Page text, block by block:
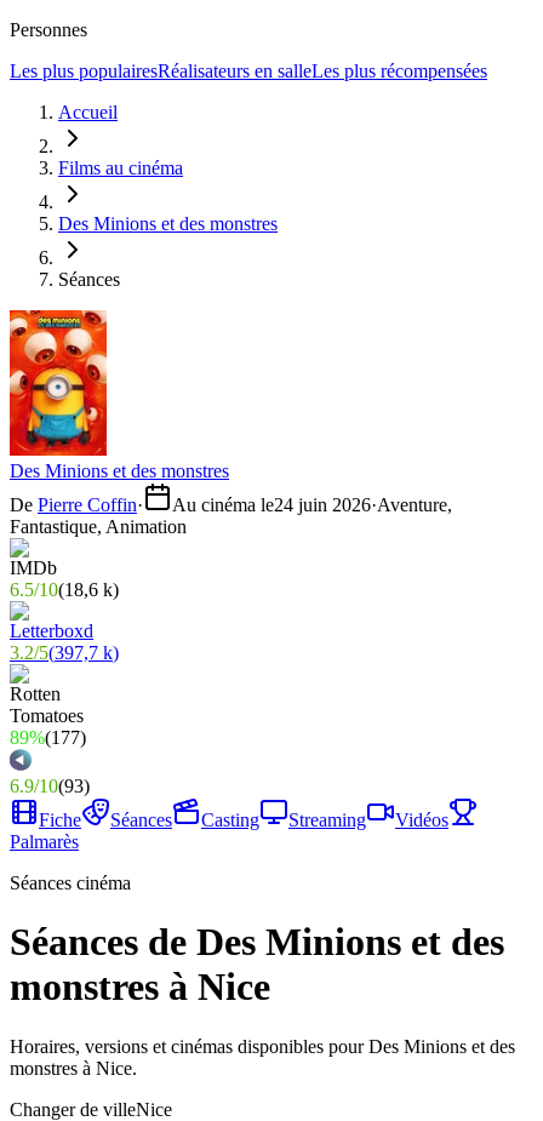
Personnes
Les plus populairesRéalisateurs en salleLes plus récompensées
Accueil
Films au cinéma
Des Minions et des monstres
Séances
Des Minions et des monstres
De Pierre Coffin· Au cinéma le24 juin 2026·Aventure,
Fantastique, Animation
6.5/10(18,6 k)
3.2/5(397,7 k)
89%(177)
6.9/10(93)
Fiche
Séances Casting Streaming
Vidéos
Palmarès
Séances cinéma
Séances de Des Minions et des
monstres à Nice
Horaires, versions et cinémas disponibles pour Des Minions et des
monstres à Nice.
Changer de villeNice